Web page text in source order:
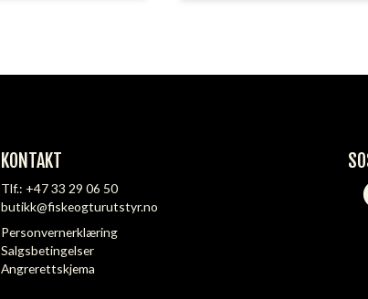
KONTAKT
Tlf.: +47 33 29 06 50
butikk@fiskeogturutstyr.no
Personvernerklæring
Salgsbetingelser
Angrerettskjema